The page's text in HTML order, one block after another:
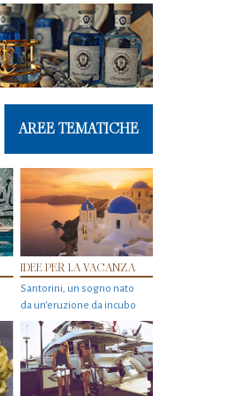
AREE TEMATICHE
IDEE PER LA VACANZA
Santorini, un sogno nato
da un’eruzione da incubo